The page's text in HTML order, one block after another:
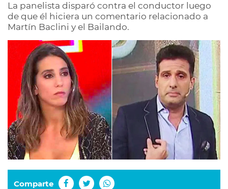
La panelista disparó contra el conductor luego
de que él hiciera un comentario relacionado a
Martín Baclini y el Bailando.
Comparte